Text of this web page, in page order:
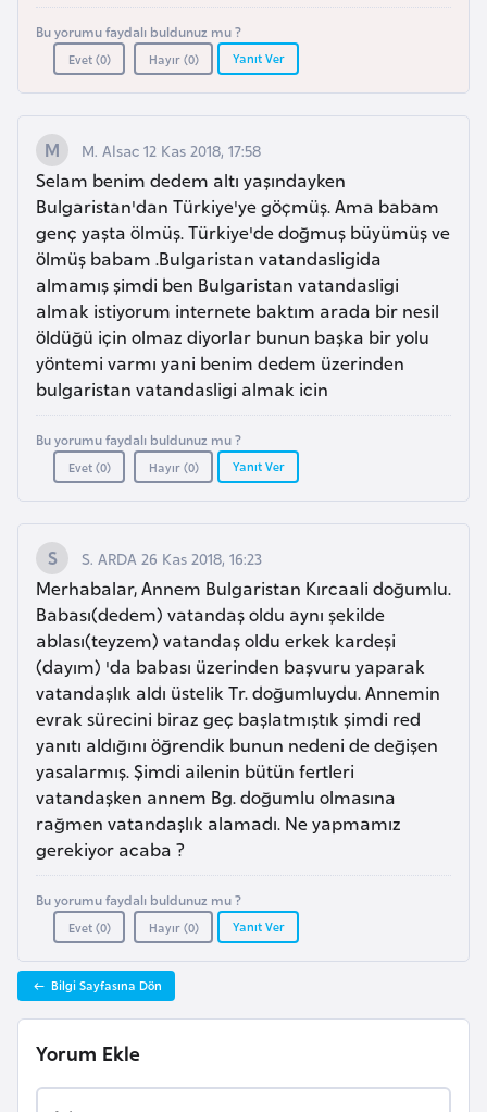
Bu yorumu faydalı buldunuz mu ?
Evet (0) Hayır (0) Yanıt Ver
M. Alsac 12 Kas 2018, 17:58
Selam benim dedem altı yaşındayken
Bulgaristan'dan Türkiye'ye göçmüş. Ama babam
genç yaşta ölmüş. Türkiye'de doğmuş büyümüş ve
ölmüş babam .Bulgaristan vatandasligida
almamış şimdi ben Bulgaristan vatandasligi
almak istiyorum internete baktım arada bir nesil
öldüğü için olmaz diyorlar bunun başka bir yolu
yöntemi varmı yani benim dedem üzerinden
bulgaristan vatandasligi almak icin
Bu yorumu faydalı buldunuz mu ?
Evet (0) Hayır (0) Yanıt Ver
S. ARDA 26 Kas 2018, 16:23
Merhabalar, Annem Bulgaristan Kırcaali doğumlu.
Babası(dedem) vatandaş oldu aynı şekilde
ablası(teyzem) vatandaş oldu erkek kardeşi
(dayım) 'da babası üzerinden başvuru yaparak
vatandaşlık aldı üstelik Tr. doğumluydu. Annemin
evrak sürecini biraz geç başlatmıştık şimdi red
yanıtı aldığını öğrendik bunun nedeni de değişen
yasalarmış. Şimdi ailenin bütün fertleri
vatandaşken annem Bg. doğumlu olmasına
rağmen vatandaşlık alamadı. Ne yapmamız
gerekiyor acaba ?
Bu yorumu faydalı buldunuz mu ?
Evet (0) Hayır (0) Yanıt Ver
Bilgi Sayfasına Dön
Yorum Ekle
ş
l
a
r
u
s
B
e
l
ç
k
B
e
n
i
n
B
o
s
n
a
H
e
e
k
u